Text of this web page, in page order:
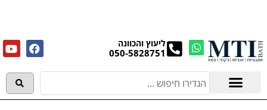
ליעוץ והכוונה
050-5828751